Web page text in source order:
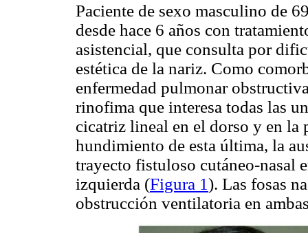
Paciente de sexo masculino de
desde hace 6 años con
asistencial, que consulta por
estética de la nariz. Como
enfermedad pulmonar
rinofima que interesa todas las
cicatriz lineal en el dorso y en la
hundimiento de esta última, la
trayecto fistuloso cutáneo-nasal
izquierda (Figura 1). Las fosas
obstrucción ventilatoria en